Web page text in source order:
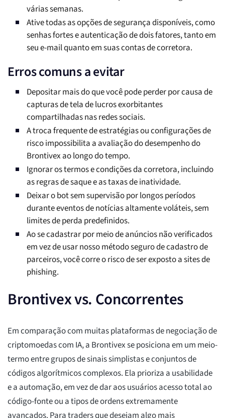
várias semanas.
Ative todas as opções de segurança disponíveis, como
senhas fortes e autenticação de dois fatores, tanto em
seu e-mail quanto em suas contas de corretora.
Erros comuns a evitar
Depositar mais do que você pode perder por causa de
capturas de tela de lucros exorbitantes
compartilhadas nas redes sociais.
A troca frequente de estratégias ou configurações de
risco impossibilita a avaliação do desempenho do
Brontivex ao longo do tempo.
Ignorar os termos e condições da corretora, incluindo
as regras de saque e as taxas de inatividade.
Deixar o bot sem supervisão por longos períodos
durante eventos de notícias altamente voláteis, sem
limites de perda predefinidos.
Ao se cadastrar por meio de anúncios não verificados
em vez de usar nosso método seguro de cadastro de
parceiros, você corre o risco de ser exposto a sites de
phishing.
Brontivex vs. Concorrentes
Em comparação com muitas plataformas de negociação de
criptomoedas com IA, a Brontivex se posiciona em um meio-
termo entre grupos de sinais simplistas e conjuntos de
códigos algorítmicos complexos. Ela prioriza a usabilidade
e a automação, em vez de dar aos usuários acesso total ao
código-fonte ou a tipos de ordens extremamente